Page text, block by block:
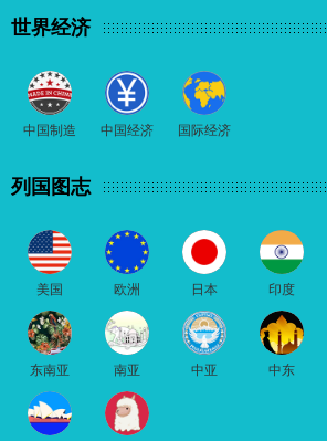
世界经济
中国制造 中国经济 国际经济
列国图志
美国 欧洲 日本 印度
东南亚 南亚 中亚 中东